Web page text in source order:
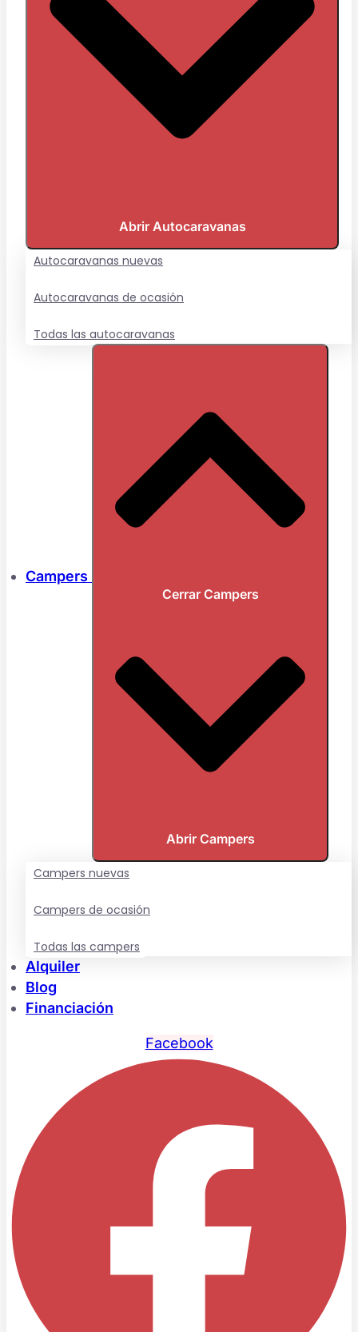
Abrir Autocaravanas
Autocaravanas nuevas
Autocaravanas de ocasión
Todas las autocaravanas
Campers
Cerrar Campers
Abrir Campers
Campers nuevas
Campers de ocasión
Todas las campers
Alquiler
Blog
Financiación
Facebook